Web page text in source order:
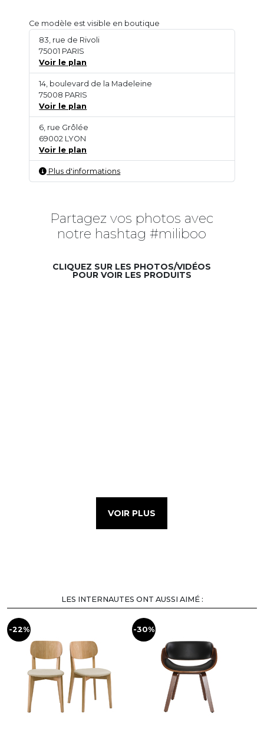
Ce modèle est visible en boutique
83, rue de Rivoli
75001 PARIS
Voir le plan
14, boulevard de la Madeleine
75008 PARIS
Voir le plan
6, rue Grôlée
69002 LYON
Voir le plan
Plus d'informations
Partagez vos photos avec
notre hashtag #miliboo
CLIQUEZ SUR LES PHOTOS/VIDÉOS
POUR VOIR LES PRODUITS
VOIR PLUS
LES INTERNAUTES ONT AUSSI AIMÉ :
-22% -30%